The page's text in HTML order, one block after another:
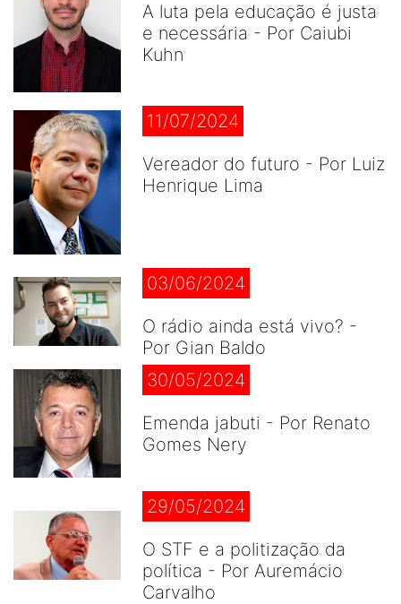
A luta pela educação é justa
e necessária - Por Caiubi
Kuhn
11/07/2024
Vereador do futuro - Por Luiz
Henrique Lima
03/06/2024
O rádio ainda está vivo? -
Por Gian Baldo
30/05/2024
Emenda jabuti - Por Renato
Gomes Nery
29/05/2024
O STF e a politização da
política - Por Auremácio
Carvalho